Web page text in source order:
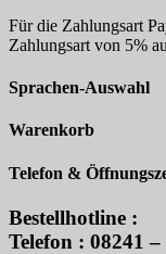
Für die Zahlungsart
Zahlungsart von 5%
Sprachen-Auswahl
Warenkorb
Telefon &
Bestellhotline :
Telefon : 08241 –